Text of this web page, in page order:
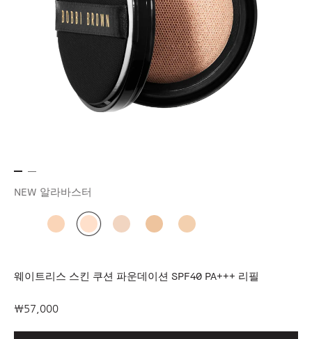
NEW 알라바스터
웨이트리스 스킨 쿠션 파운데이션 SPF40 PA+++ 리필
₩57,000